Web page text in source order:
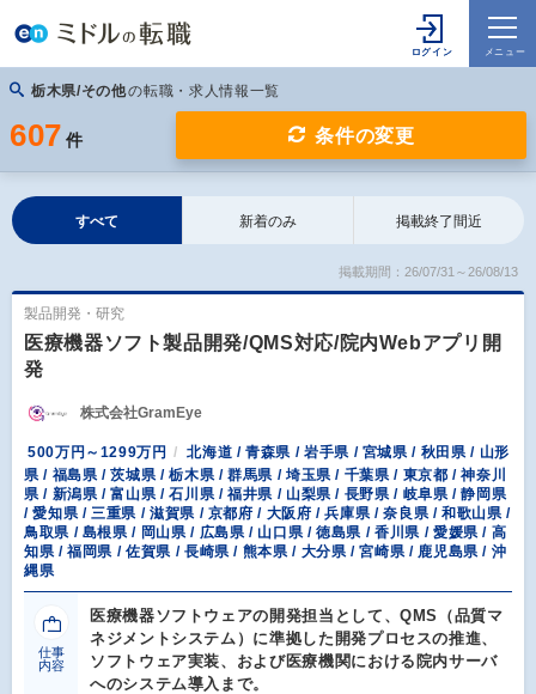
栃木県/その他の転職・求人情報一覧
607 件 条件の変更
すべて 新着のみ 掲載終了間近
掲載期間：26/07/31～26/08/13
製品開発・研究
医療機器ソフト製品開発/QMS対応/院内Webアプリ開
発
株式会社GramEye
500万円～1299万円
北海道 / 青森県 / 岩手県 / 宮城県 / 秋田県 / 山形
県 / 福島県 / 茨城県 / 栃木県 / 群馬県 / 埼玉県 / 千葉県 / 東京都 / 神奈川
県 / 新潟県 / 富山県 / 石川県 / 福井県 / 山梨県 / 長野県 / 岐阜県 / 静岡県
/ 愛知県 / 三重県 / 滋賀県 / 京都府 / 大阪府 / 兵庫県 / 奈良県 / 和歌山県 /
鳥取県 / 島根県 / 岡山県 / 広島県 / 山口県 / 徳島県 / 香川県 / 愛媛県 / 高
知県 / 福岡県 / 佐賀県 / 長崎県 / 熊本県 / 大分県 / 宮崎県 / 鹿児島県 / 沖
縄県
仕事
内容
医療機器ソフトウェアの開発担当として、QMS（品質マ
ネジメントシステム）に準拠した開発プロセスの推進、
ソフトウェア実装、および医療機関における院内サーバ
へのシステム導入まで。